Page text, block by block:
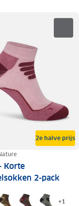
2e halve prijs
Korte
2-pack
+1